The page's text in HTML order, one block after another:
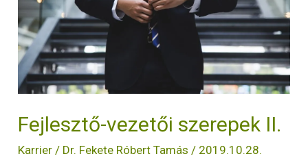
Fejlesztő-vezetői szerepek II.
Karrier / Dr. Fekete Róbert Tamás/ 2019.10.28.